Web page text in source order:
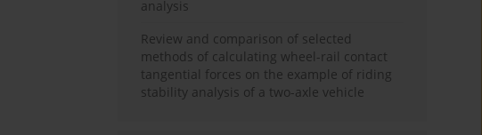
analysis
Review and comparison of selected
methods of calculating wheel-rail contact
tangential forces on the example of riding
stability analysis of a two-axle vehicle